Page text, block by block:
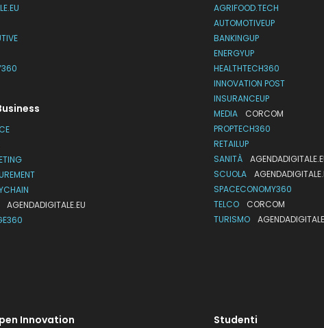
AGENDADIGITALE.EU
AGRIFOOD.TECH
AUTOMOTIVEUP
BANKINGUP
ENERGYUP
HEALTHTECH360
INNOVATION POST
INSURANCEUP
MEDIA
CORCOM
PROPTECH360
RETAILUP
SANITÀ
SCUOLA
SPACECONOMY360
TELCO
CORCOM
TURISMO
Innovation Studenti